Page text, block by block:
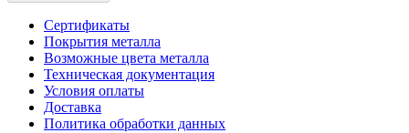
Сертификаты
Покрытия металла
Возможные цвета металла
Техническая документация
Условия оплаты
Доставка
Политика обработки данных